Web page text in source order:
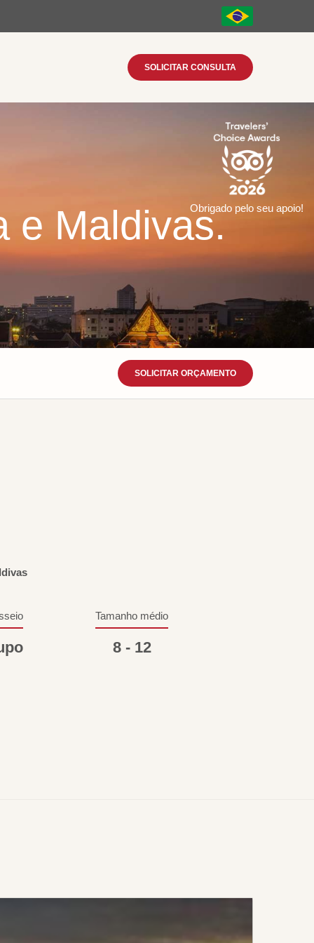
SOLICITAR CONSULTA
e Maldivas.Obrigado pelo seu apoio!
SOLICITAR ORÇAMENTO
Tamanho médio
8 - 12